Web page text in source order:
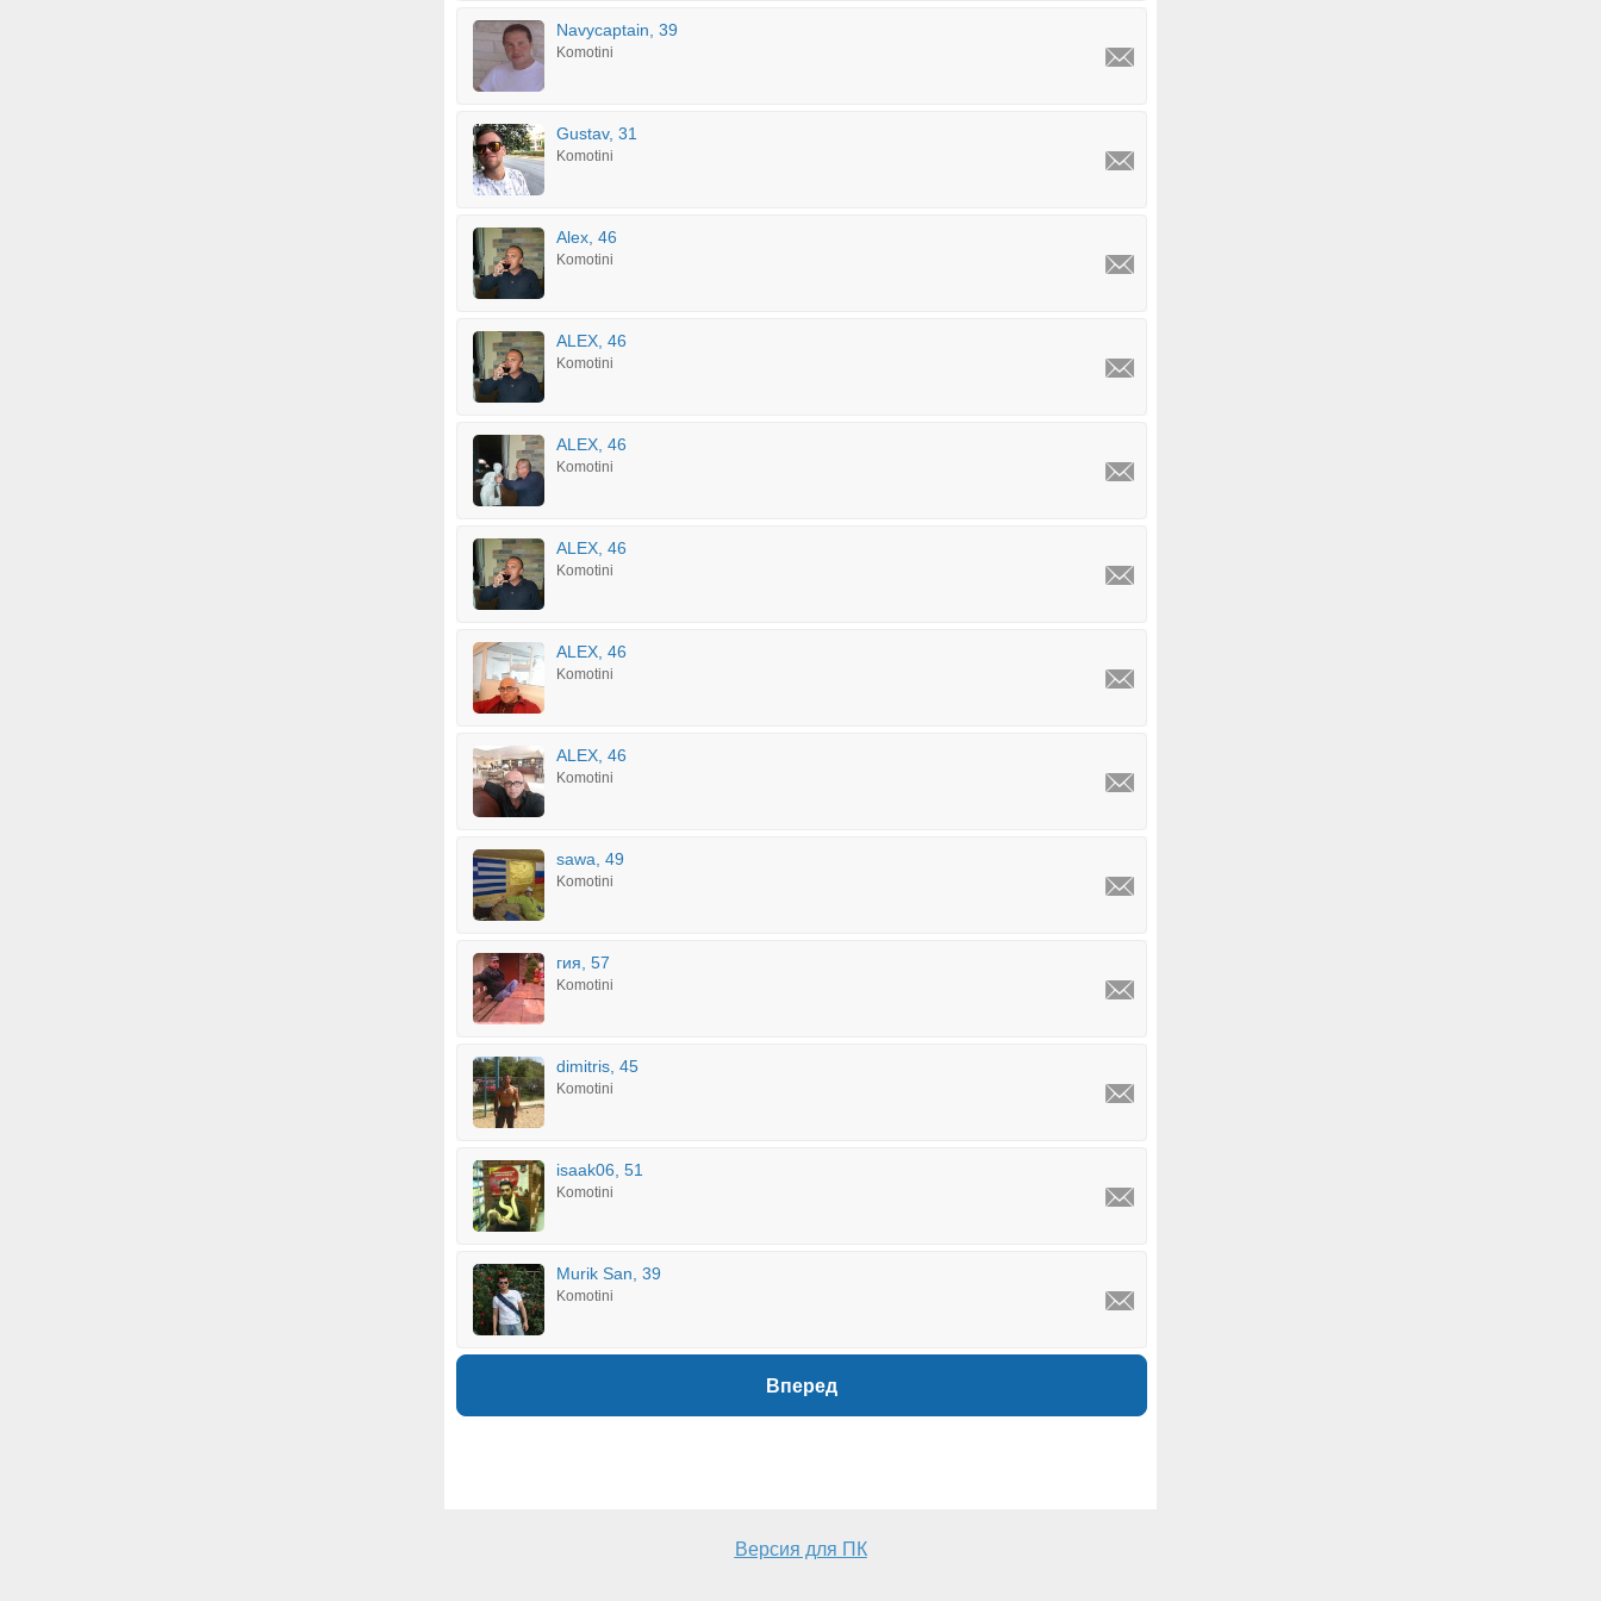
Navycaptain, 39
Komotini
Gustav, 31
Komotini
Alex, 46
Komotini
ALEX, 46
Komotini
ALEX, 46
Komotini
ALEX, 46
Komotini
ALEX, 46
Komotini
ALEX, 46
Komotini
sawa, 49
Komotini
гия, 57
Komotini
dimitris, 45
Komotini
isaak06, 51
Komotini
Murik San, 39
Komotini
Вперед
Версия для ПК